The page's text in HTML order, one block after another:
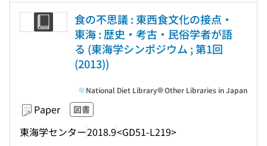
食の不思議 : 東西食文化の接点・
東海 : 歴史・考古・民俗学者が語
る (東海学シンポジウム ; 第1回
(2013))
Paper 図書
東海学センター2018.9<GD51-L219>
National Diet Library Other Libraries in Japan